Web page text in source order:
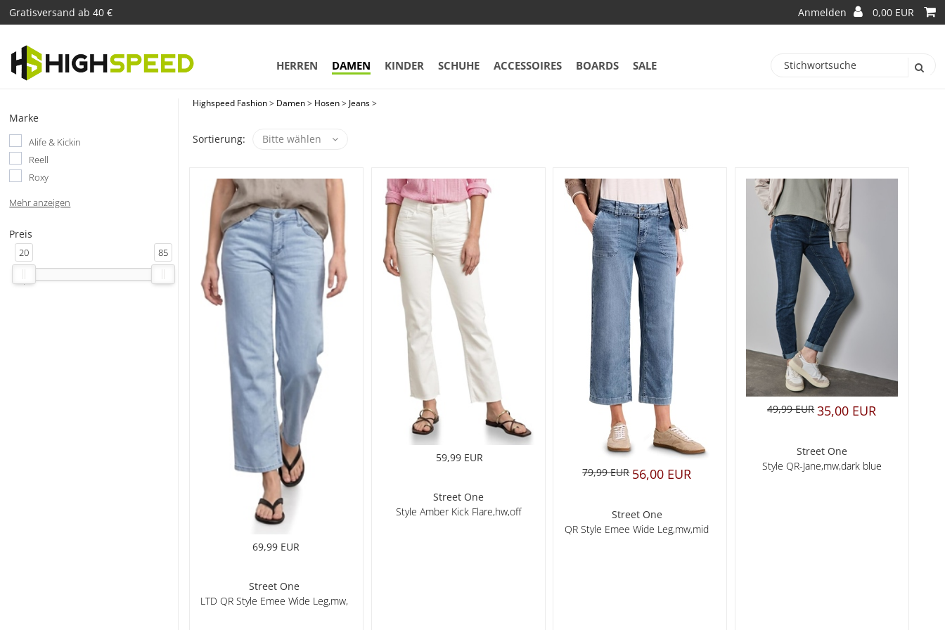
Gratisversand ab 40 € Anmelden 0,00 EUR
HERREN DAMEN KINDER SCHUHE ACCESSOIRES BOARDS SALE
Marke
Alife & Kickin
Reell
Roxy
Mehr anzeigen
Preis
20 85
'
Highspeed Fashion> Damen> Hosen> Jeans>
Sortierung: Bitte wählen
69,99 EUR
Street One
LTD QR Style Emee Wide Leg,mw,
59,99 EUR
Street One
Style Amber Kick Flare,hw,off
79,99 EUR 56,00 EUR
Street One
QR Style Emee Wide Leg,mw,mid
49,99 EUR 35,00 EUR
Street One
Style QR-Jane,mw,dark blue